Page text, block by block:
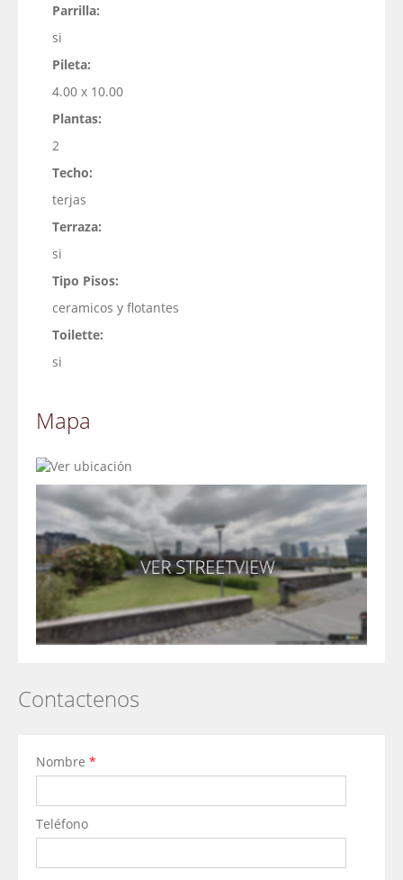
Parrilla:
si
Pileta:
4.00 x 10.00
Plantas:
2
Techo:
terjas
Terraza:
si
Tipo Pisos:
ceramicos y flotantes
Toilette:
si
Mapa
Contactenos
Nombre *
Teléfono